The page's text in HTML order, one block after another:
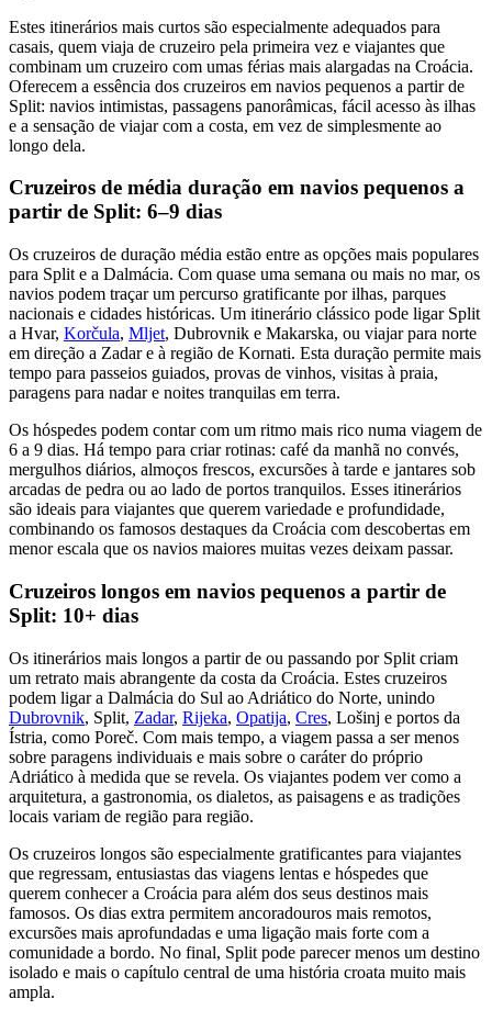
Estes itinerários mais curtos são especialmente adequados para
casais, quem viaja de cruzeiro pela primeira vez e viajantes que
combinam um cruzeiro com umas férias mais alargadas na Croácia.
Oferecem a essência dos cruzeiros em navios pequenos a partir de
Split: navios intimistas, passagens panorâmicas, fácil acesso às ilhas
e a sensação de viajar com a costa, em vez de simplesmente ao
longo dela.
Cruzeiros de média duração em navios pequenos a
partir de Split: 6–9 dias
Os cruzeiros de duração média estão entre as opções mais populares
para Split e a Dalmácia. Com quase uma semana ou mais no mar, os
navios podem traçar um percurso gratificante por ilhas, parques
nacionais e cidades históricas. Um itinerário clássico pode ligar Split
a Hvar, Korčula, Mljet, Dubrovnik e Makarska, ou viajar para norte
em direção a Zadar e à região de Kornati. Esta duração permite mais
tempo para passeios guiados, provas de vinhos, visitas à praia,
paragens para nadar e noites tranquilas em terra.
Os hóspedes podem contar com um ritmo mais rico numa viagem de
6 a 9 dias. Há tempo para criar rotinas: café da manhã no convés,
mergulhos diários, almoços frescos, excursões à tarde e jantares sob
arcadas de pedra ou ao lado de portos tranquilos. Esses itinerários
são ideais para viajantes que querem variedade e profundidade,
combinando os famosos destaques da Croácia com descobertas em
menor escala que os navios maiores muitas vezes deixam passar.
Cruzeiros longos em navios pequenos a partir de
Split: 10+ dias
Os itinerários mais longos a partir de ou passando por Split criam
um retrato mais abrangente da costa da Croácia. Estes cruzeiros
podem ligar a Dalmácia do Sul ao Adriático do Norte, unindo
Dubrovnik, Split, Zadar, Rijeka, Opatija, Cres, Lošinj e portos da
Ístria, como Poreč. Com mais tempo, a viagem passa a ser menos
sobre paragens individuais e mais sobre o caráter do próprio
Adriático à medida que se revela. Os viajantes podem ver como a
arquitetura, a gastronomia, os dialetos, as paisagens e as tradições
locais variam de região para região.
Os cruzeiros longos são especialmente gratificantes para viajantes
que regressam, entusiastas das viagens lentas e hóspedes que
querem conhecer a Croácia para além dos seus destinos mais
famosos. Os dias extra permitem ancoradouros mais remotos,
excursões mais aprofundadas e uma ligação mais forte com a
comunidade a bordo. No final, Split pode parecer menos um destino
isolado e mais o capítulo central de uma história croata muito mais
ampla.